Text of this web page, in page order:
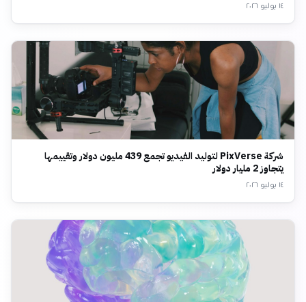
١٤ يوليو ٢٠٢٦
شركة PixVerse لتوليد الفيديو تجمع 439 مليون دولار وتقييمها
يتجاوز 2 مليار دولار
١٤ يوليو ٢٠٢٦